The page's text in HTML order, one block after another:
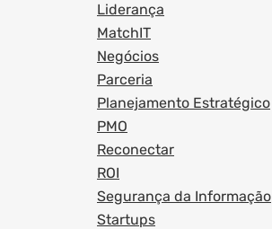
Liderança
MatchIT
Negócios
Parceria
Planejamento Estratégico
PMO
Reconectar
ROI
Segurança da Informação
Startups